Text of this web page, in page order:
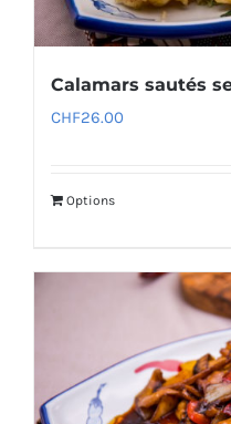
Calamars sautés
CHF26.00
Options